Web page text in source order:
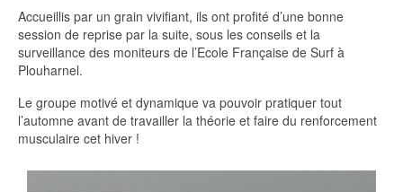
Accueillis par un grain vivifiant, ils ont profité d’une bonne
session de reprise par la suite, sous les conseils et la
surveillance des moniteurs de l’Ecole Française de Surf à
Plouharnel.
Le groupe motivé et dynamique va pouvoir pratiquer tout
l’automne avant de travailler la théorie et faire du renforcement
musculaire cet hiver !